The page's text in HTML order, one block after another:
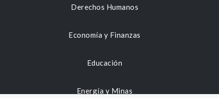
Derechos Humanos
Economía y Finanzas
Educación
Energía y Minas